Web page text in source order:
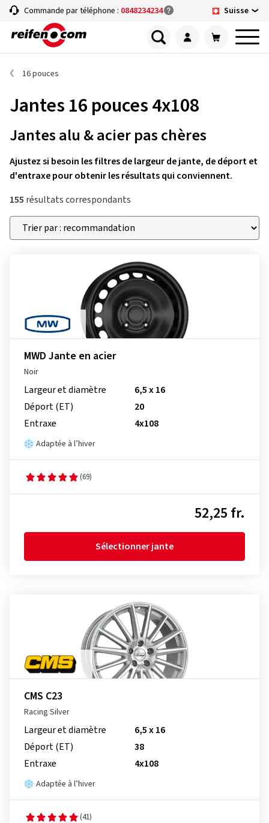
Commande par téléphone : 0848234234 Suisse
16 pouces
Jantes 16 pouces 4x108
Jantes alu & acier pas chères
Ajustez si besoin les filtres de largeur de jante, de déport et
d'entraxe pour obtenir les résultats qui conviennent.
155 résultats correspondants
MWD Jante en acier
Noir
Largeur et diamètre
6,5 x 16
Déport (ET)
20
Entraxe
4x108
Adaptée à l’hiver
(69)
52,25 fr.
Sélectionner jante
CMS C23
Racing Silver
Largeur et diamètre
6,5 x 16
Déport (ET)
38
Entraxe
4x108
Adaptée à l’hiver
(41)